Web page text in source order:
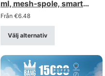
ml, mesh-spole, smart
display, valbar
lägesomkoppling
Från €6.48
Välj alternativ